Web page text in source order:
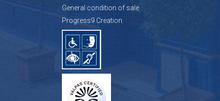
General condition of sale
Progress9 Creation